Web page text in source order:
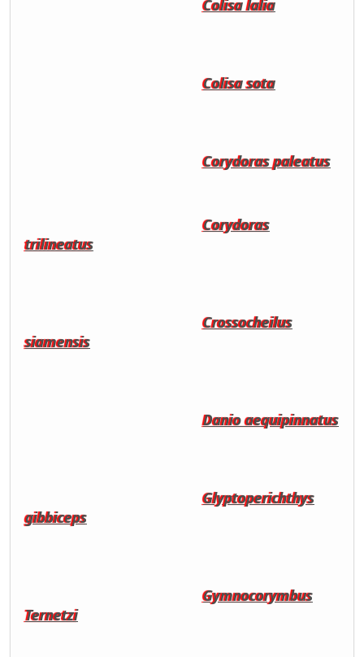
Colisa lalia
Colisa sota
Corydoras paleatus
Corydoras
trilineatus
Crossocheilus
siamensis
Danio aequipinnatus
Glyptoperichthys
gibbiceps
Gymnocorymbus
Ternetzi